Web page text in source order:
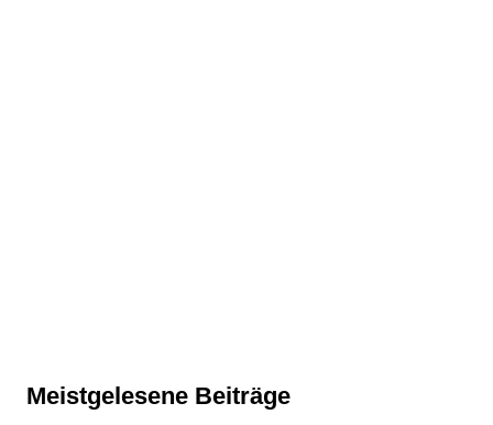
Meistgelesene Beiträge